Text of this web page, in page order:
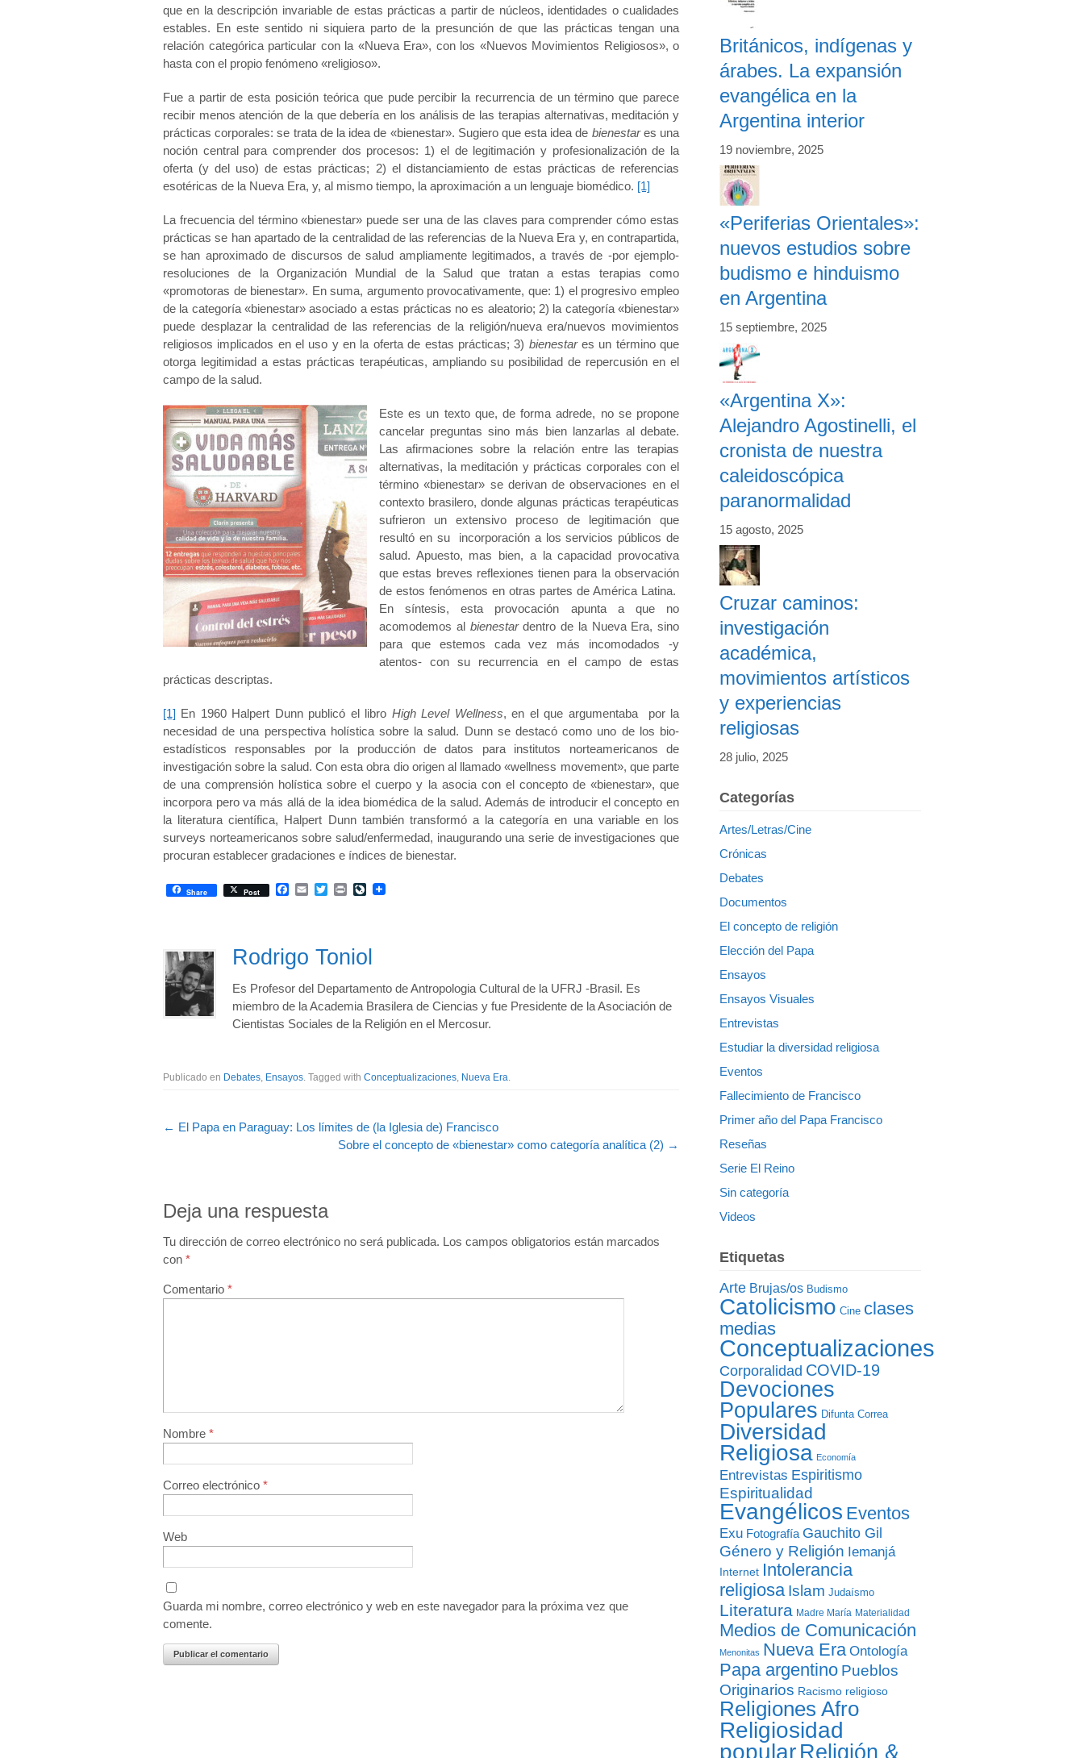
que en la descripción invariable de estas prácticas a partir de núcleos, identidades o cualidades
estables. En este sentido ni siquiera parto de la presunción de que las prácticas tengan una
relación categórica particular con la «Nueva Era», con los «Nuevos Movimientos Religiosos», o
hasta con el propio fenómeno «religioso».
Fue a partir de esta posición teórica que pude percibir la recurrencia de un término que parece
recibir menos atención de la que debería en los análisis de las terapias alternativas, meditación y
prácticas corporales: se trata de la idea de «bienestar». Sugiero que esta idea de bienestares una
noción central para comprender dos procesos: 1) el de legitimación y profesionalización de la
oferta (y del uso) de estas prácticas; 2) el distanciamiento de estas prácticas de referencias
esotéricas de la Nueva Era, y, al mismo tiempo, la aproximación a un lenguaje biomédico. [1]
La frecuencia del término «bienestar» puede ser una de las claves para comprender cómo estas
prácticas se han apartado de la centralidad de las referencias de la Nueva Era y, en contrapartida,
se han aproximado de discursos de salud ampliamente legitimados, a través de -por ejemplo-
resoluciones de la Organización Mundial de la Salud que tratan a estas terapias como
«promotoras de bienestar». En suma, argumento provocativamente, que: 1) el progresivo empleo
de la categoría «bienestar» asociado a estas prácticas no es aleatorio; 2) la categoría «bienestar»
puede desplazar la centralidad de las referencias de la religión/nueva era/nuevos movimientos
religiosos implicados en el uso y en la oferta de estas prácticas; 3) bienestares un término que
otorga legitimidad a estas prácticas terapéuticas, ampliando su posibilidad de repercusión en el
campo de la salud.
Este es un texto que, de forma adrede, no se propone
cancelar preguntas sino más bien lanzarlas al debate.
Las afirmaciones sobre la relación entre las terapias
alternativas, la meditación y prácticas corporales con el
término «bienestar» se derivan de observaciones en el
contexto brasilero, donde algunas prácticas terapéuticas
sufrieron un extensivo proceso de legitimación que
resultó en su incorporación a los servicios públicos de
salud. Apuesto, mas bien, a la capacidad provocativa
que estas breves reflexiones tienen para la observación
de estos fenómenos en otras partes de América Latina.
En síntesis, esta provocación apunta a que no
acomodemos al bienestardentro de la Nueva Era, sino
para que estemos cada vez más incomodados -y
atentos- con su recurrencia en el campo de estas
prácticas descriptas.
[1] En 1960 Halpert Dunn publicó el libro High Level Wellness, en el que argumentaba por la
necesidad de una perspectiva holística sobre la salud. Dunn se destacó como uno de los bio-
estadísticos responsables por la producción de datos para institutos norteamericanos de
investigación sobre la salud. Con esta obra dio origen al llamado «wellness movement», que parte
de una comprensión holística sobre el cuerpo y la asocia con el concepto de «bienestar», que
incorpora pero va más allá de la idea biomédica de la salud. Además de introducir el concepto en
la literatura científica, Halpert Dunn también transformó a la categoría en una variable en los
surveys norteamericanos sobre salud/enfermedad, inaugurando una serie de investigaciones que
procuran establecer gradaciones e índices de bienestar.
Share Post Facebook
EmailTwitterPrintLiveJournal
Rodrigo Toniol
Es Profesor del Departamento de Antropologia Cultural de la UFRJ -Brasil. Es
miembro de la Academia Brasilera de Ciencias y fue Presidente de la Asociación de
Cientistas Sociales de la Religión en el Mercosur.
Publicado en Debates, Ensayos. Tagged with Conceptualizaciones, Nueva Era.
← El Papa en Paraguay: Los límites de (la Iglesia de) Francisco
Sobre el concepto de «bienestar» como categoría analítica (2) →
Deja una respuesta
Tu dirección de correo electrónico no será publicada. Los campos obligatorios están marcados
con *
Comentario *
Nombre *
Correo electrónico *
Web
Guarda mi nombre, correo electrónico y web en este navegador para la próxima vez que
comente.
Británicos, indígenas y
árabes. La expansión
evangélica en la
Argentina interior
19 noviembre, 2025
«Periferias Orientales»:
nuevos estudios sobre
budismo e hinduismo
en Argentina
15 septiembre, 2025
«Argentina X»:
Alejandro Agostinelli, el
cronista de nuestra
caleidoscópica
paranormalidad
15 agosto, 2025
Cruzar caminos:
investigación
académica,
movimientos artísticos
y experiencias
religiosas
28 julio, 2025
Categorías
Artes/Letras/Cine
Crónicas
Debates
Documentos
El concepto de religión
Elección del Papa
Ensayos
Ensayos Visuales
Entrevistas
Estudiar la diversidad religiosa
Eventos
Fallecimiento de Francisco
Primer año del Papa Francisco
Reseñas
Serie El Reino
Sin categoría
Videos
Etiquetas
Arte Brujas/os Budismo
Catolicismo Cine clases
medias
Conceptualizaciones
Corporalidad COVID-19
Devociones
Populares Difunta Correa
Diversidad
Religiosa Economía
Entrevistas Espiritismo
Espiritualidad
Evangélicos Eventos
Exu Fotografía Gauchito Gil
Género y Religión Iemanjá
Internet Intolerancia
religiosa Islam Judaísmo
Literatura Madre María Materialidad
Medios de Comunicación
Menonitas Nueva Era Ontología
Papa argentino Pueblos
Originarios Racismo religioso
Religiones Afro
Religiosidad
popular Religión &